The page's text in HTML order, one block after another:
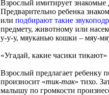
Взрослый имитирует
Предварительно ребенка
или подбирают такие
предмету, животному или
у-у-у, мяуканью кошки – мяу-
«Угадай, какие часики тикают»
Взрослый предлагает ребенку
произносит «тик-так» тихо.
малышу по громкости